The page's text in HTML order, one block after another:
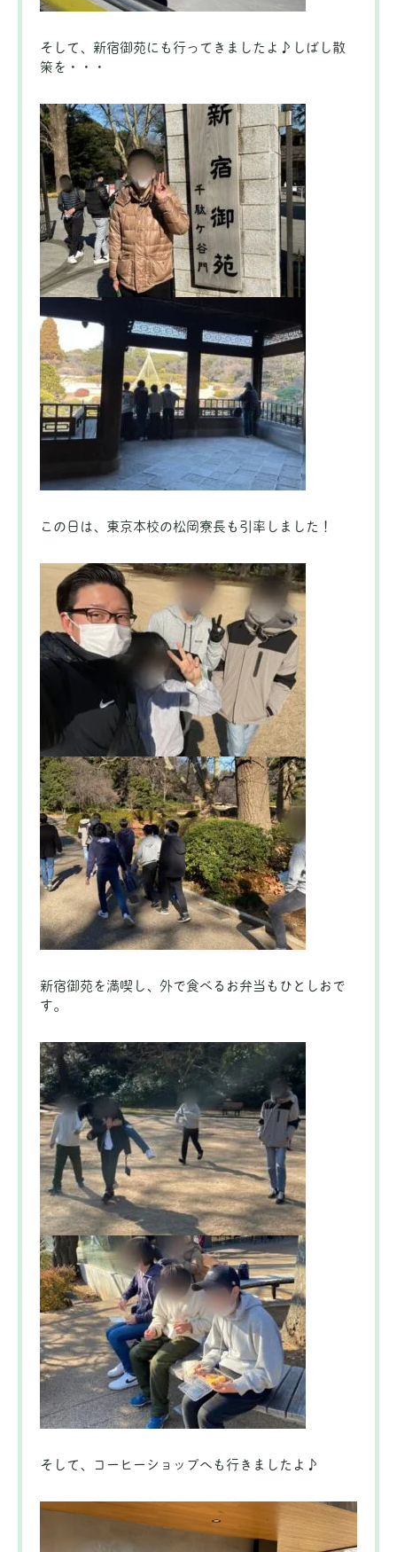
そして、新宿御苑にも行ってきましたよ♪しばし散
策を・・・
この日は、東京本校の松岡寮長も引率しました！
新宿御苑を満喫し、外で食べるお弁当もひとしおで
す。
そして、コーヒーショップへも行きましたよ♪